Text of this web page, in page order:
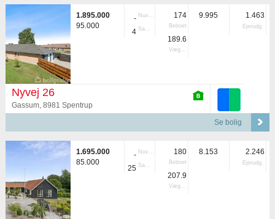
1.895.000
95.000
- Nuvær.
4 Samlet
174
Beboet
189.6
Vægtet
9.995 1.463
Ejerudg.
Nyvej 26
Gassum, 8981 Spentrup
Se bolig
1.695.000
85.000
- Nuvær.
25 Samlet
180
Beboet
207.9
Vægtet
8.153 2.246
Ejerudg.